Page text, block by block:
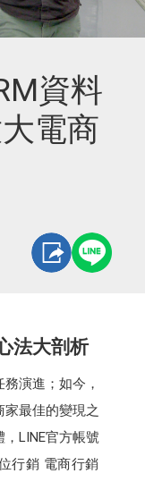
資料
電商
法大剖析
演進；如今，
最佳的變現之
LINE官方帳號
行銷 電商行銷